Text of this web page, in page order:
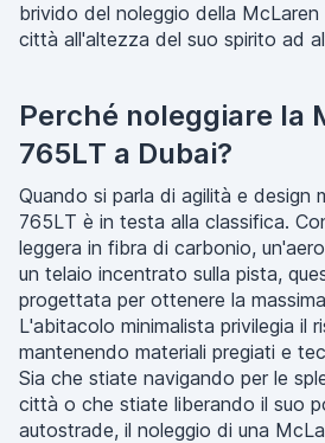
brivido del noleggio della
città all'altezza del suo spirito ad
Perché noleggiare la
765LT a Dubai?
Quando si parla di agilità e design
765LT è in testa alla classifica.
leggera in fibra di carbonio,
un telaio incentrato sulla pista,
progettata per ottenere la
L'abitacolo minimalista privilegia il
mantenendo materiali pregiati e
Sia che stiate navigando per le
città o che stiate liberando il suo
autostrade, il noleggio di una